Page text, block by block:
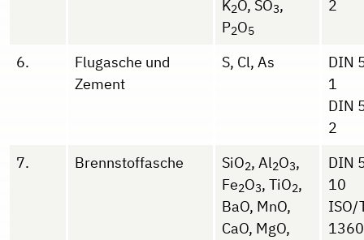
K2O, SO3,
P2O5
2
6.
Flugasche und
Zement
S, Cl, As
DIN
1
DIN
2
7.
Brennstoffasche SiO2, Al2O3,
Fe2O3, TiO2,
BaO, MnO,
CaO, MgO,
DIN
10
ISO/